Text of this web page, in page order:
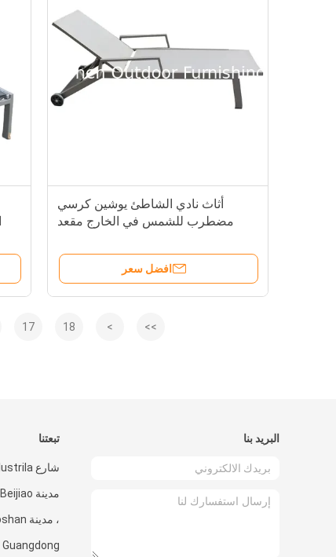
أثاث نادي الشاطئ يوشين كرسي
مضطرب للشمس في الخارج مقعد
YS5753
افضل سعر
17 18 > >>
تبعتنا
Guangdong ، الصين
البريد بنا